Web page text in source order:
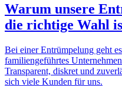
Warum unsere
die richtige Wahl
Bei einer Entrümpelung geht
familiengeführtes
Transparent, diskret und
sich viele Kunden für uns.